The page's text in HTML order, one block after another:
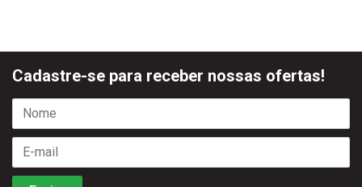
Cadastre-se para receber nossas ofertas!